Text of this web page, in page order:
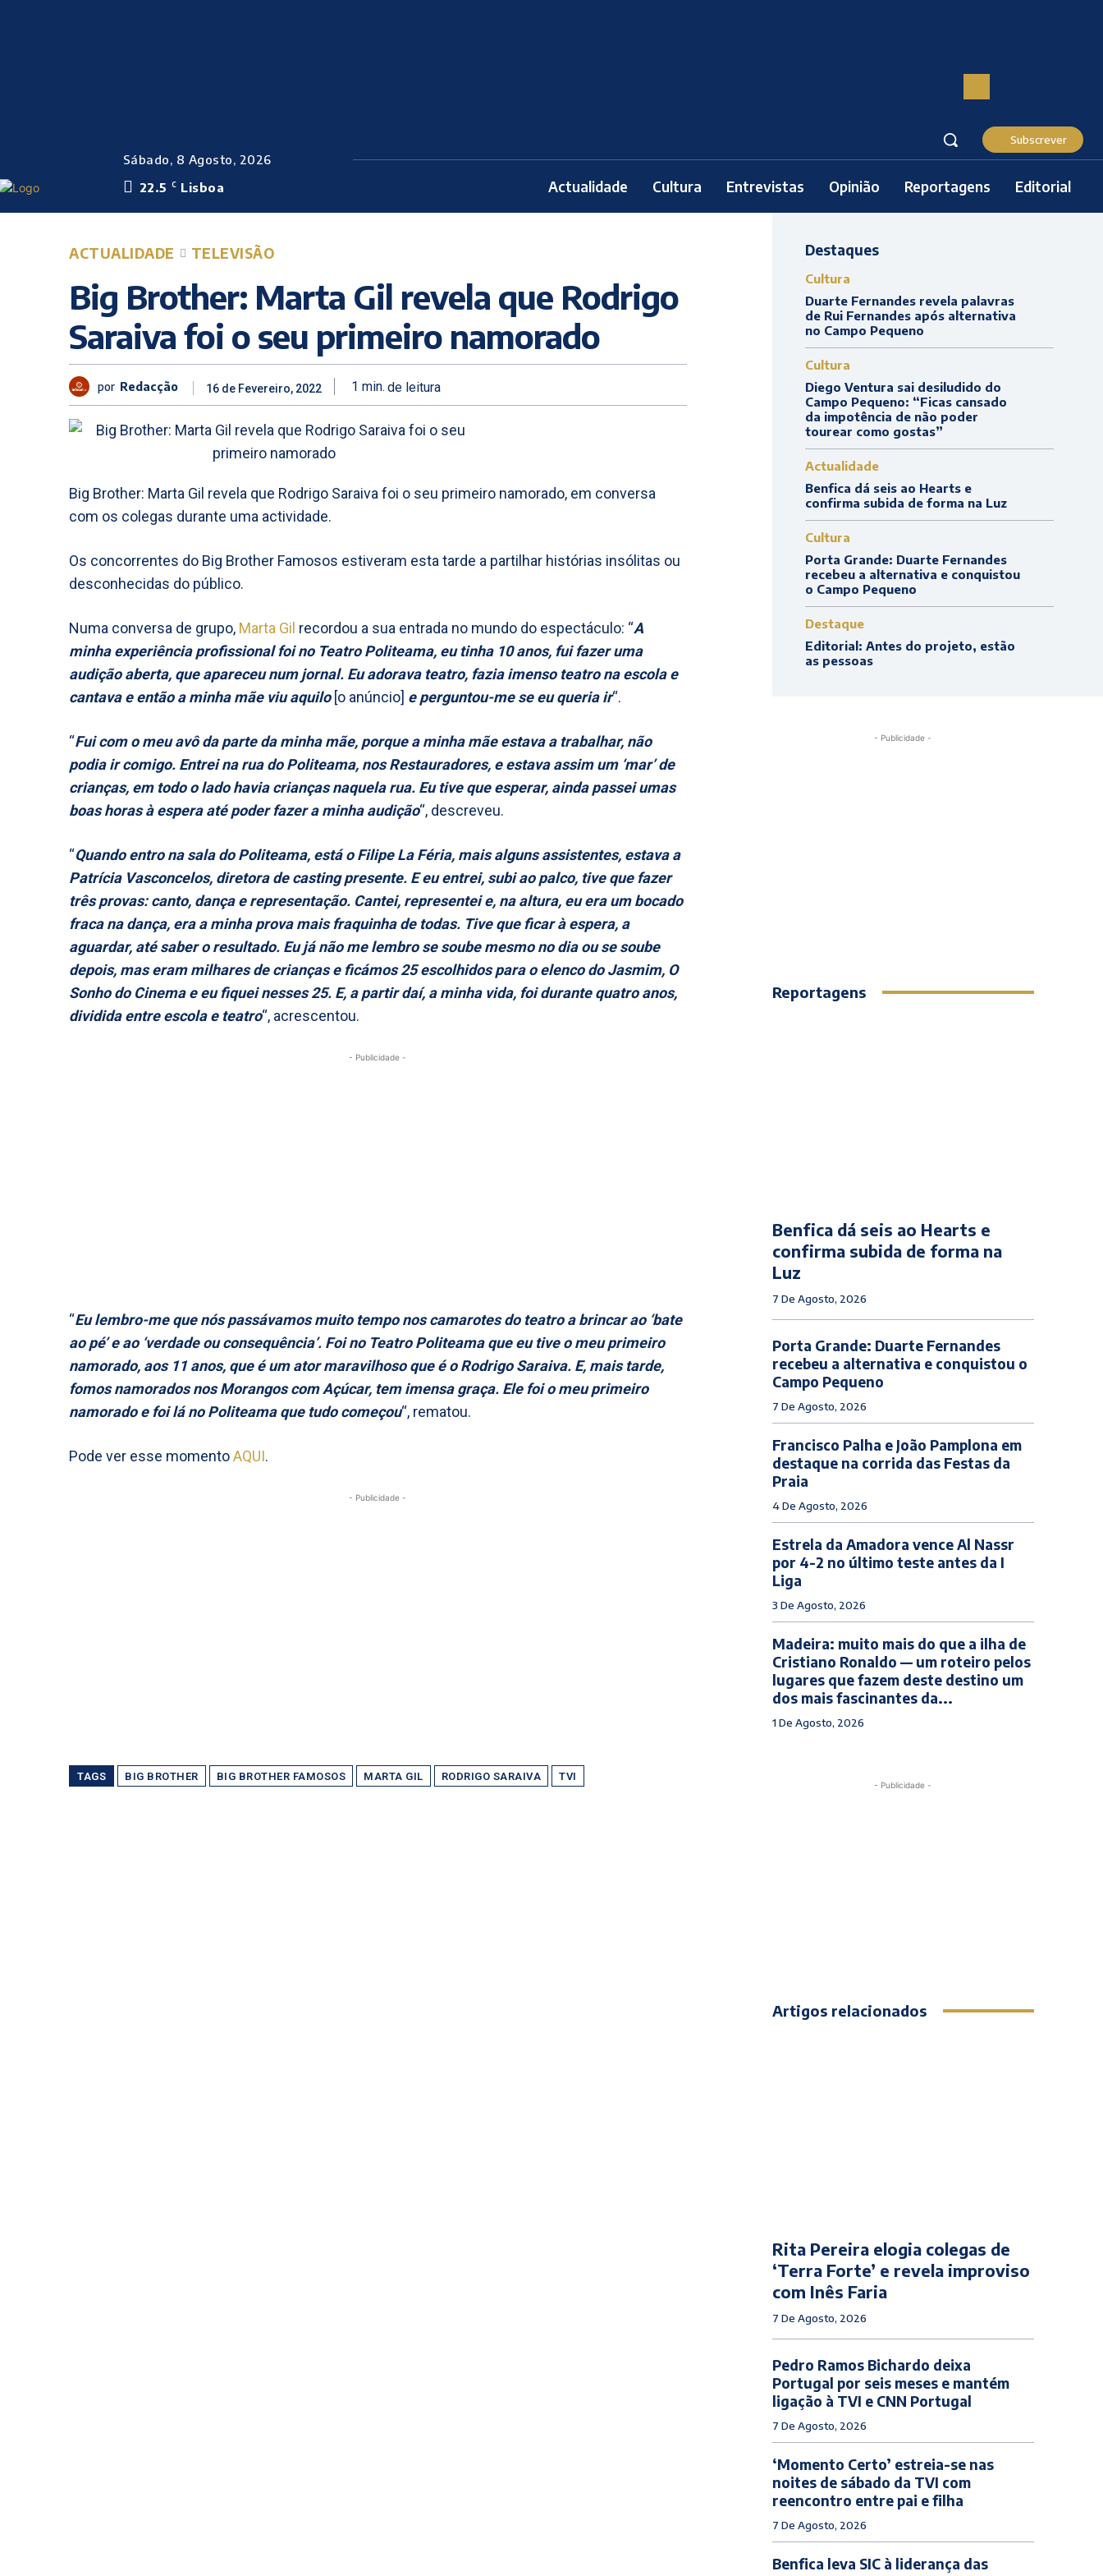
Sábado, 8 Agosto, 2026
22.5
C Lisboa
Subscrever
Actualidade Cultura Entrevistas Opinião Reportagens Editorial
ACTUALIDADE TELEVISÃO
Big Brother: Marta Gil revela que Rodrigo
Saraiva foi o seu primeiro namorado
por Redacção 16 de Fevereiro, 2022 1 min. de leitura
Big Brother: Marta Gil revela que Rodrigo Saraiva foi o seu primeiro namorado, em conversa
com os colegas durante uma actividade.
Os concorrentes do Big Brother Famosos estiveram esta tarde a partilhar histórias insólitas ou
desconhecidas do público.
Numa conversa de grupo, Marta Gil recordou a sua entrada no mundo do espectáculo: “A
minha experiência profissional foi no Teatro Politeama, eu tinha 10 anos, fui fazer uma
audição aberta, que apareceu num jornal. Eu adorava teatro, fazia imenso teatro na escola e
cantava e então a minha mãe viu aquilo[o anúncio] e perguntou-me se eu queria ir“.
“Fui com o meu avô da parte da minha mãe, porque a minha mãe estava a trabalhar, não
podia ir comigo. Entrei na rua do Politeama, nos Restauradores, e estava assim um ‘mar’ de
crianças, em todo o lado havia crianças naquela rua. Eu tive que esperar, ainda passei umas
boas horas à espera até poder fazer a minha audição“, descreveu.
“Quando entro na sala do Politeama, está o Filipe La Féria, mais alguns assistentes, estava a
Patrícia Vasconcelos, diretora de casting presente. E eu entrei, subi ao palco, tive que fazer
três provas: canto, dança e representação. Cantei, representei e, na altura, eu era um bocado
fraca na dança, era a minha prova mais fraquinha de todas. Tive que ficar à espera, a
aguardar, até saber o resultado. Eu já não me lembro se soube mesmo no dia ou se soube
depois, mas eram milhares de crianças e ficámos 25 escolhidos para o elenco do Jasmim, O
Sonho do Cinema e eu fiquei nesses 25. E, a partir daí, a minha vida, foi durante quatro anos,
dividida entre escola e teatro“, acrescentou.
- Publicidade -
“Eu lembro-me que nós passávamos muito tempo nos camarotes do teatro a brincar ao ‘bate
ao pé’ e ao ‘verdade ou consequência’. Foi no Teatro Politeama que eu tive o meu primeiro
namorado, aos 11 anos, que é um ator maravilhoso que é o Rodrigo Saraiva. E, mais tarde,
fomos namorados nos Morangos com Açúcar, tem imensa graça. Ele foi o meu primeiro
namorado e foi lá no Politeama que tudo começou“, rematou.
Pode ver esse momentoAQUI.
- Publicidade -
TAGS BIG BROTHER BIG BROTHER FAMOSOS MARTA GIL RODRIGO SARAIVA TVI
Destaques
Cultura
Duarte Fernandes revela palavras
de Rui Fernandes após alternativa
no Campo Pequeno
Cultura
Diego Ventura sai desiludido do
Campo Pequeno: “Ficas cansado
da impotência de não poder
tourear como gostas”
Actualidade
Benfica dá seis ao Hearts e
confirma subida de forma na Luz
Cultura
Porta Grande: Duarte Fernandes
recebeu a alternativa e conquistou
o Campo Pequeno
Destaque
Editorial: Antes do projeto, estão
as pessoas
- Publicidade -
Reportagens
Benfica dá seis ao Hearts e
confirma subida de forma na
Luz
7 De Agosto, 2026
Porta Grande: Duarte Fernandes
recebeu a alternativa e conquistou o
Campo Pequeno
7 De Agosto, 2026
Francisco Palha e João Pamplona em
destaque na corrida das Festas da
Praia
4 De Agosto, 2026
Estrela da Amadora vence Al Nassr
por 4-2 no último teste antes da I
Liga
3 De Agosto, 2026
Madeira: muito mais do que a ilha de
Cristiano Ronaldo — um roteiro pelos
lugares que fazem deste destino um
dos mais fascinantes da...
1 De Agosto, 2026
- Publicidade -
Artigos relacionados
Rita Pereira elogia colegas de
‘Terra Forte’ e revela improviso
com Inês Faria
7 De Agosto, 2026
Pedro Ramos Bichardo deixa
Portugal por seis meses e mantém
ligação à TVI e CNN Portugal
7 De Agosto, 2026
‘Momento Certo’ estreia-se nas
noites de sábado da TVI com
reencontro entre pai e filha
7 De Agosto, 2026
Benfica leva SIC à liderança das